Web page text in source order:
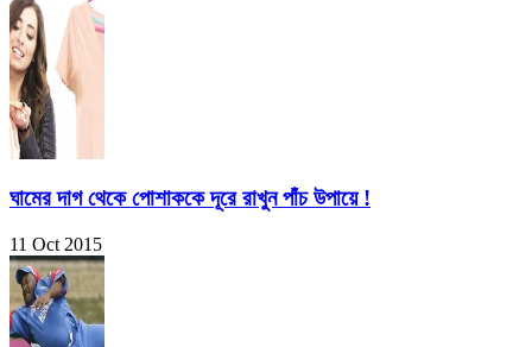
ঘামের দাগ থেকে পোশাককে দূরে রাখুন পাঁচ উপায়ে !
11 Oct 2015